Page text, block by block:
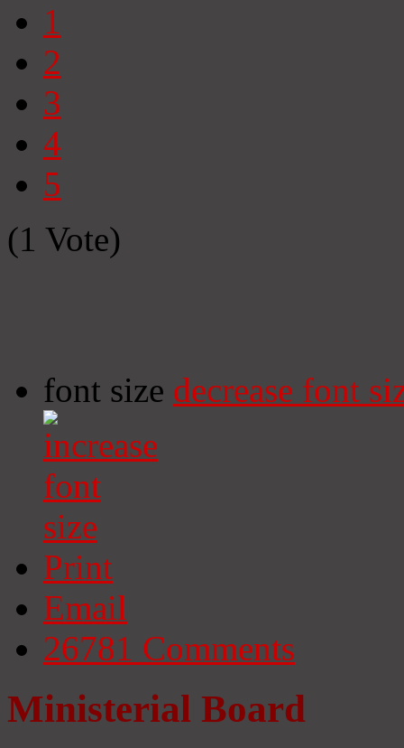
1
2
3
4
5
(1 Vote)
font size decrease font
Print
Email
26781 Comments
Ministerial Board